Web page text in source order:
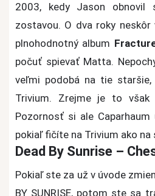
2003, kedy Jason obnovil
zostavou. O dva roky
plnohodnotný album
počuť spievať Matta.
veľmi podobá na tie
Trivium. Zrejme je to však
Pozornosť si ale
pokiaľ fičíte na Trivium ako na
Dead By Sunrise –
Pokiaľ ste za už v úvode
BY SUNRISE, potom ste sa